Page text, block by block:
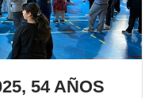
54 AÑOS